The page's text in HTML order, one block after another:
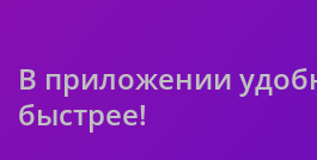
В приложении
быстрее!